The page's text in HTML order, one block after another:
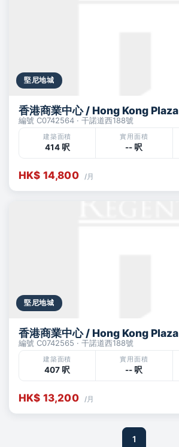
堅尼地城
香港商業中心 / Hong Kong Plaza
編號 C0742564 · 干諾道西188號
建築面積
414 呎
實用面積
-- 呎
HK$ 14,800 /月
堅尼地城
香港商業中心 / Hong Kong Plaza
編號 C0742565 · 干諾道西188號
建築面積
407 呎
實用面積
-- 呎
HK$ 13,200 /月
1